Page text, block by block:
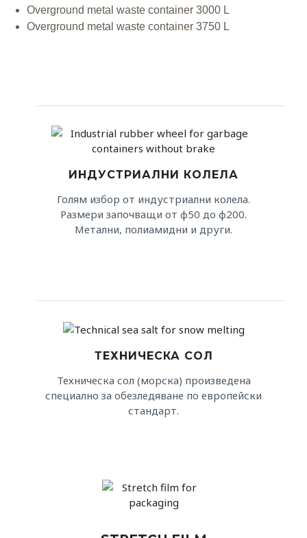
Overground metal waste container 3000 L
Overground metal waste container 3750 L
ИНДУСТРИАЛНИ КОЛЕЛА
Голям избор от индустриални колела.
Размери започващи от φ50 до φ200.
Метални, полиамидни и други.
ТЕХНИЧЕСКА СОЛ
Техническа сол (морска) произведена
специално за обезледяване по европейски
стандарт.